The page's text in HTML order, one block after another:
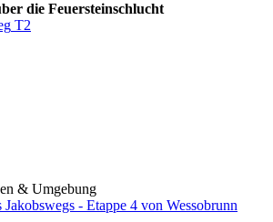
die Feuersteinschlucht
T2
& Umgebung